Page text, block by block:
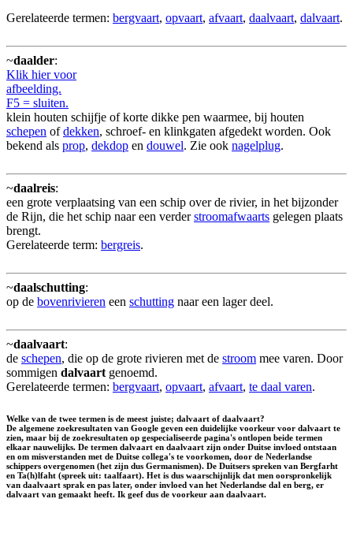
Gerelateerde termen: bergvaart, opvaart, afvaart, daalvaart, dalvaart.
~daalder:
Klik hier voor
afbeelding.
F5 = sluiten.
klein houten schijfje of korte dikke pen waarmee, bij houten
schepen ofdekken, schroef- en klinkgaten afgedekt worden. Ook
bekend als prop, dekdop en douwel. Zie ook nagelplug.
~daalreis:
een grote verplaatsing van een schip over de rivier, in het bijzonder
de Rijn, die het schip naar een verderstroomafwaarts gelegen plaats
brengt.
Gerelateerde term: bergreis.
~daalschutting:
op de bovenrivieren een schutting naar een lager deel.
~daalvaart:
de schepen, die op de grote rivieren met de stroom mee varen. Door
sommigen dalvaart genoemd.
Gerelateerde termen: bergvaart, opvaart, afvaart, te daal varen.
Welke van de twee termen is de meest juiste; dalvaart of daalvaart?
De algemene zoekresultaten van Google geven een duidelijke voorkeur voor dalvaart te
zien, maar bij de zoekresultaten op gespecialiseerde pagina's ontlopen beide termen
elkaar nauwelijks. De termen dalvaart en daalvaart zijn onder Duitse invloed ontstaan
en om misverstanden met de Duitse collega's te voorkomen, door de Nederlandse
schippers overgenomen (het zijn dus Germanismen). De Duitsers spreken van Bergfarht
en Ta(h)lfaht (spreek uit: taalfaart). Het is dus waarschijnlijk dat men oorspronkelijk
van daalvaart sprak en pas later, onder invloed van het Nederlandse dal en berg, er
dalvaart van gemaakt heeft. Ik geef dus de voorkeur aan daalvaart.